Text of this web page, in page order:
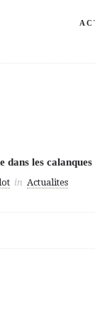
dans les
in Actualites